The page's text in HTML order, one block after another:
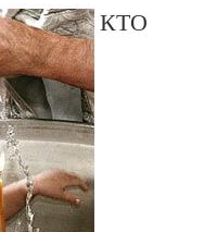
КТО